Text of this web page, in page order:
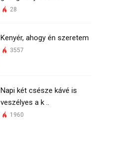
28
Kenyér, ahogy én szeretem
3557
Napi két csésze kávé is
veszélyes a k ..
1960